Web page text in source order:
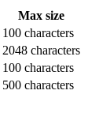
Max size
100 characters
2048 characters
100 characters
500 characters